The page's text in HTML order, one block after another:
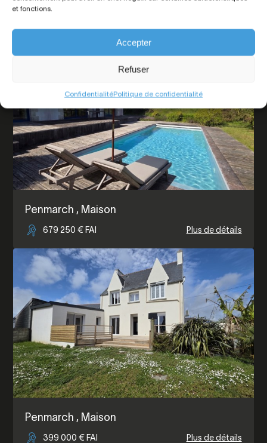
et fonctions.
Accepter
Refuser
ConfidentialitéPolitique de confidentialité
Penmarch , Maison
679 250 € FAI Plus de détails
Penmarch , Maison
399 000 € FAI Plus de détails